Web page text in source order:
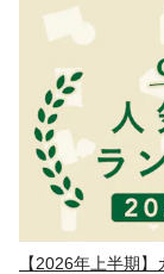
【2026年上半期